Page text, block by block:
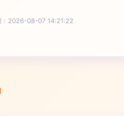
：2026-08-07 14:21:22